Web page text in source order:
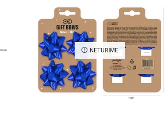
NETURIME